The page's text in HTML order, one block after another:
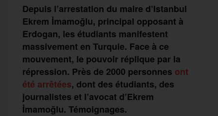
Depuis l’arrestation du maire d’Istanbul
Ekrem İmamoğlu, principal opposant à
Erdogan, les étudiants manifestent
massivement en Turquie. Face à ce
mouvement, le pouvoir réplique par la
répression. Près de 2000 personnes ont
été arrêtées, dont des étudiants, des
journalistes et l’avocat d’Ekrem
İmamoğlu. Témoignages.